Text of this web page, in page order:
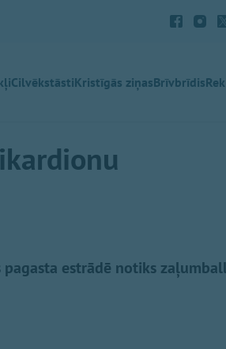
CilvēkstāstiKristīgās ziņasBrīvbrīdis
estrādē notiks